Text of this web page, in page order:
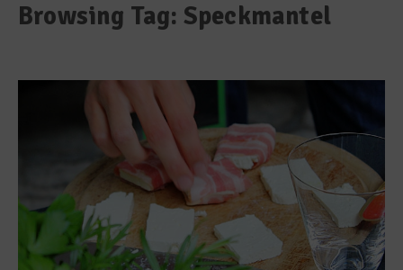
Browsing Tag: Speckmantel